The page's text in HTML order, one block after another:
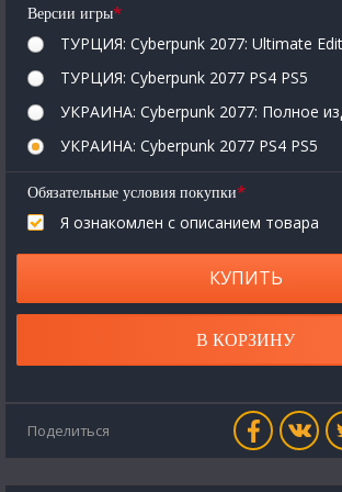
Версии игры*
ТУРЦИЯ: Cyberpunk 2077: Ultimate
ТУРЦИЯ: Cyberpunk 2077 PS4 PS5
УКРАИНА: Cyberpunk 2077: Полное
УКРАИНА: Cyberpunk 2077 PS4 PS5
Обязательные условия покупки*
Я ознакомлен с описанием товара
КУПИТЬ
В КОРЗИНУ
Поделиться